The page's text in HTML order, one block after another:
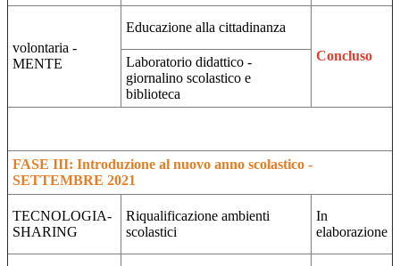
volontaria -
MENTE
Educazione alla cittadinanza
Concluso
Laboratorio didattico -
giornalino scolastico e
biblioteca
FASE III: Introduzione al nuovo anno scolastico -
SETTEMBRE 2021
TECNOLOGIA-
SHARING
Riqualificazione ambienti
scolastici
In
elaborazione